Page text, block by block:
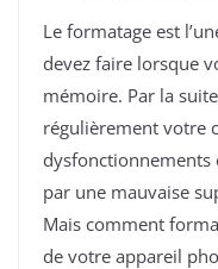
Le formatage est
devez faire lorsque
mémoire. Par la
régulièrement votre
dysfonctionnements
par une mauvaise
Mais comment
de votre appareil